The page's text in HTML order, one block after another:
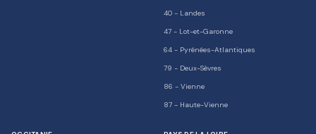
40 - Landes
47 - Lot-et-Garonne
64 - Pyrénées-Atlantiques
79 - Deux-Sèvres
86 - Vienne
87 - Haute-Vienne